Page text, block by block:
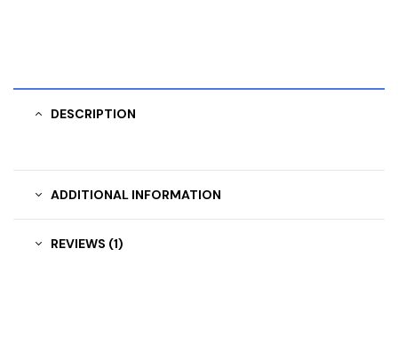
DESCRIPTION
ADDITIONAL INFORMATION
REVIEWS (1)